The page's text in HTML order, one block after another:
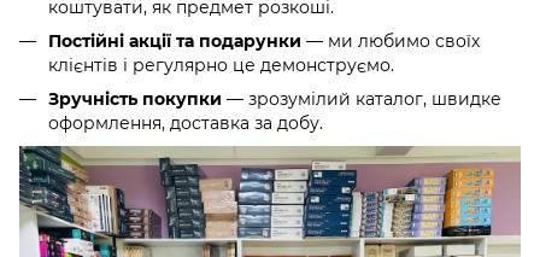
коштувати, як предмет розкоші.
Постійні акції та подарунки — ми любимо своїх
клієнтів і регулярно це демонструємо.
Зручність покупки — зрозумілий каталог, швидке
оформлення, доставка за добу.